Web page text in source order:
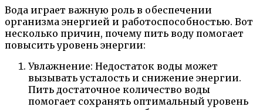
Вода играет важную роль в обеспечении
организма энергией и работоспособностью. Вот
несколько причин, почему пить воду помогает
повысить уровень энергии:
Увлажнение: Недостаток воды может
вызывать усталость и снижение энергии.
Пить достаточное количество воды
помогает сохранять оптимальный уровень